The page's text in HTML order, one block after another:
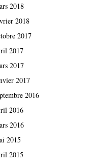
2018
2018
2017
2017
2017
2017
2016
2016
2016
2015
2015